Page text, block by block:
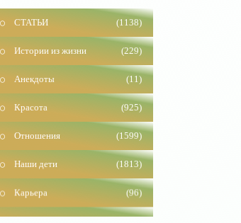
СТАТЬИ (1138)
Истории из жизни (229)
Анекдоты (11)
Красота (925)
Отношения (1599)
Наши дети (1813)
Карьера (96)
Бизнес (715)